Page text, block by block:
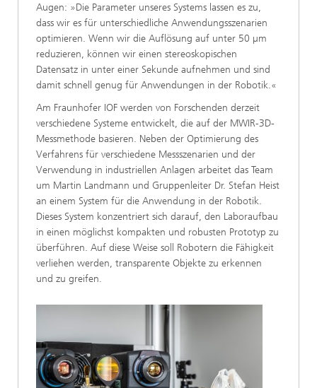
Augen: »Die Parameter unseres Systems lassen es zu,
dass wir es für unterschiedliche Anwendungsszenarien
optimieren. Wenn wir die Auflösung auf unter 50 µm
reduzieren, können wir einen stereoskopischen
Datensatz in unter einer Sekunde aufnehmen und sind
damit schnell genug für Anwendungen in der Robotik.«
Am Fraunhofer IOF werden von Forschenden derzeit
verschiedene Systeme entwickelt, die auf der MWIR-3D-
Messmethode basieren. Neben der Optimierung des
Verfahrens für verschiedene Messszenarien und der
Verwendung in industriellen Anlagen arbeitet das Team
um Martin Landmann und Gruppenleiter Dr. Stefan Heist
an einem System für die Anwendung in der Robotik.
Dieses System konzentriert sich darauf, den Laboraufbau
in einen möglichst kompakten und robusten Prototyp zu
überführen. Auf diese Weise soll Robotern die Fähigkeit
verliehen werden, transparente Objekte zu erkennen
und zu greifen.